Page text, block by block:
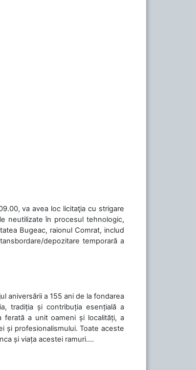
va avea loc licitaţia cu strigare
neutilizate în procesul tehnologic,
Bugeac, raionul Comrat, includ
depozitare temporară a
aniversării a 155 ani de la fondarea
tradiția și contribuția esențială a
ferată a unit oameni și localități, a
și profesionalismului. Toate aceste
și viața acestei ramuri....